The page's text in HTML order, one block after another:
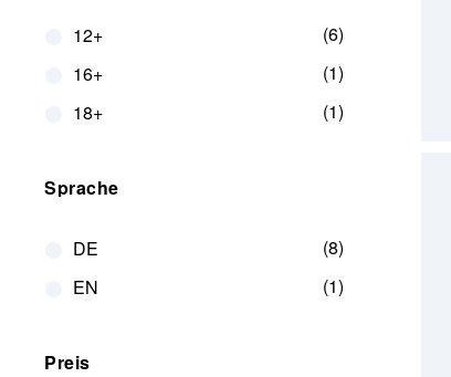
12+
6
16+
1
18+
1
Sprache
DE
8
EN
1
Preis